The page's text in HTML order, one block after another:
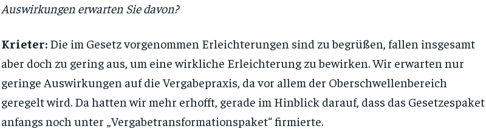
Auswirkungen erwarten Sie davon?
Krieter:Die im Gesetz vorgenommen Erleichterungen sind zu begrüßen, fallen insgesamt
aber doch zu gering aus, um eine wirkliche Erleichterung zu bewirken. Wir erwarten nur
geringe Auswirkungen auf die Vergabepraxis, da vor allem der Oberschwellenbereich
geregelt wird. Da hatten wir mehr erhofft, gerade im Hinblick darauf, dass das Gesetzespaket
anfangs noch unter „Vergabetransformationspaket“ firmierte.